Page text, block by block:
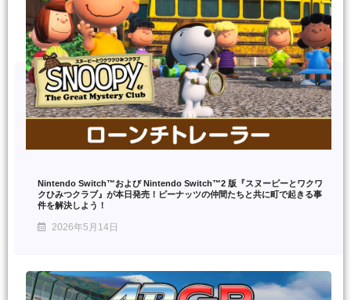
Nintendo Switch™および Nintendo Switch™2 版『スヌーピーとワクワ
クひみつクラブ』が本日発売！ピーナッツの仲間たちと共に町で起きる事
件を解決しよう！
2026年5月14日